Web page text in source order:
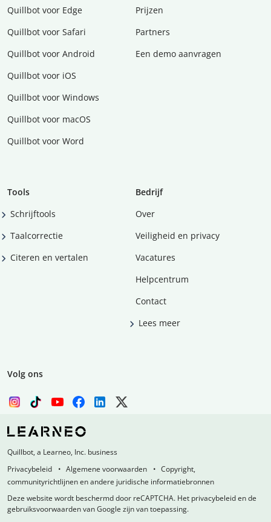
Quillbot voor Edge
Quillbot voor Safari
Quillbot voor Android
Quillbot voor iOS
Quillbot voor Windows
Quillbot voor macOS
Quillbot voor Word
Prijzen
Partners
Een demo aanvragen
Tools
Schrijftools
Taalcorrectie
Citeren en vertalen
Bedrijf
Over
Veiligheid en privacy
Vacatures
Helpcentrum
Contact
Lees meer
Volg ons
Quillbot, a Learneo, Inc. business
Privacybeleid
Algemene voorwaarden
Copyright,
communityrichtlijnen en andere juridische informatiebronnen
Deze website wordt beschermd door reCAPTCHA. Het privacybeleid en de
gebruiksvoorwaarden van Google zijn van toepassing.